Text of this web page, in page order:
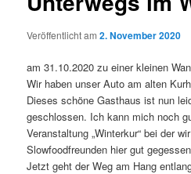
Veröffentlicht am2. November 2020
am 31.10.2020 zu einer kleinen
Wir haben unser Auto am alten
Dieses schöne Gasthaus ist nun
geschlossen. Ich kann mich noch
Veranstaltung „Winterkur“ bei der
Slowfoodfreunden hier gut
Jetzt geht der Weg am Hang